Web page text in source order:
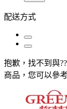
配送方式
抱歉， 找不到與
商品，您可以參